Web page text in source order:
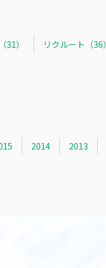
31） リクルート（36）
2014 2013